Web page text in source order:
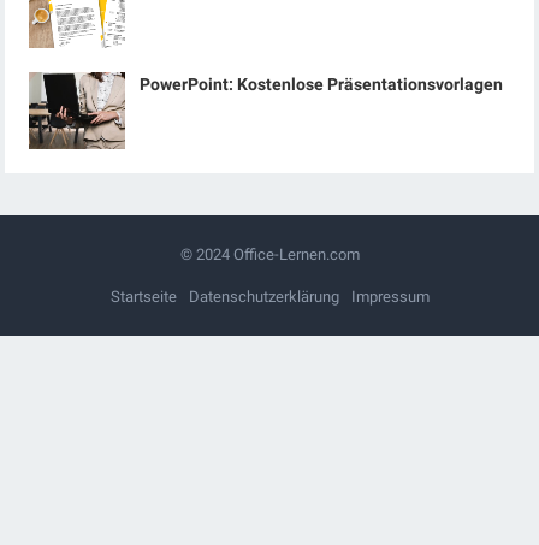
PowerPoint: Kostenlose Präsentationsvorlagen
© 2024 Office-Lernen.com
Startseite Datenschutzerklärung Impressum